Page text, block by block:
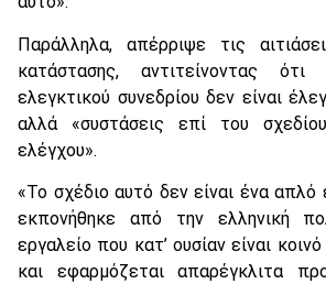
Παράλληλα, απέρριψε τις
κατάστασης, αντιτείνοντας
ελεγκτικού συνεδρίου δεν είναι
αλλά «συστάσεις επί του
ελέγχου».
«Το σχέδιο αυτό δεν είναι ένα απλό
εκπονήθηκε από την ελληνική
εργαλείο που κατ’ ουσίαν είναι
και εφαρμόζεται απαρέγκλιτα